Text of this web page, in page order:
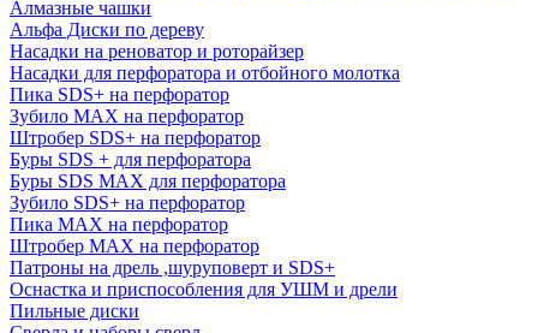
Алмазные чашки
Альфа Диски по дереву
Насадки на реноватор и роторайзер
Насадки для перфоратора и отбойного молотка
Пика SDS+ на перфоратор
Зубило MAX на перфоратор
Штробер SDS+ на перфоратор
Буры SDS + для перфоратора
Буры SDS MAX для перфоратора
Зубило SDS+ на перфоратор
Пика MAX на перфоратор
Штробер MAX на перфоратор
Патроны на дрель ,шуруповерт и SDS+
Оснастка и приспособления для УШМ и дрели
Пильные диски